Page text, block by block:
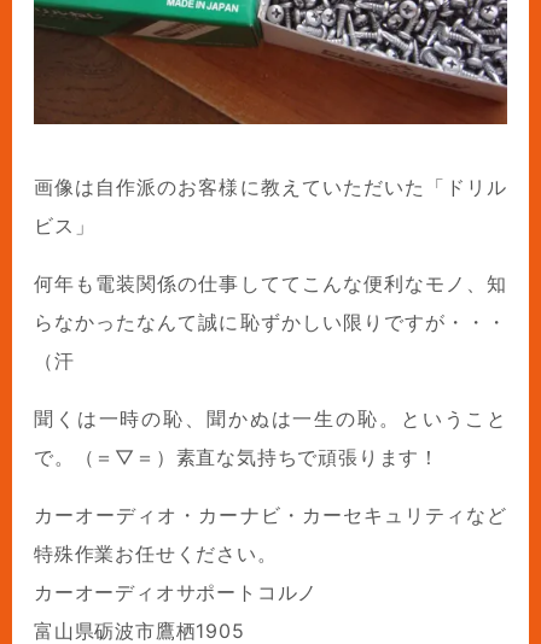
画像は自作派のお客様に教えていただいた「ドリル
ビス」
何年も電装関係の仕事しててこんな便利なモノ、知
らなかったなんて誠に恥ずかしい限りですが・・・
（汗
聞くは一時の恥、聞かぬは一生の恥。ということ
で。（＝▽＝）素直な気持ちで頑張ります！
カーオーディオ・カーナビ・カーセキュリティなど
特殊作業お任せください。
カーオーディオサポートコルノ
富山県砺波市鷹栖1905